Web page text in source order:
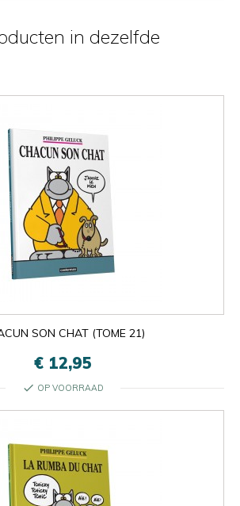
in dezelfde
SON CHAT (TOME 21)
€ 12,95
check OP VOORRAAD